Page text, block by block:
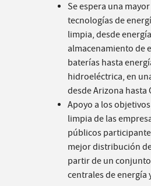
Se espera una
tecnologías de
limpia, desde
almacenamiento de
baterías hasta
hidroeléctrica, en
desde Arizona hasta
Apoyo a los
limpia de las
públicos
mejor distribución
partir de un
centrales de energía